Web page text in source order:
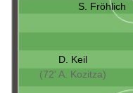
S. Fröhlich
D. Keil
(72' A. Kozitza)